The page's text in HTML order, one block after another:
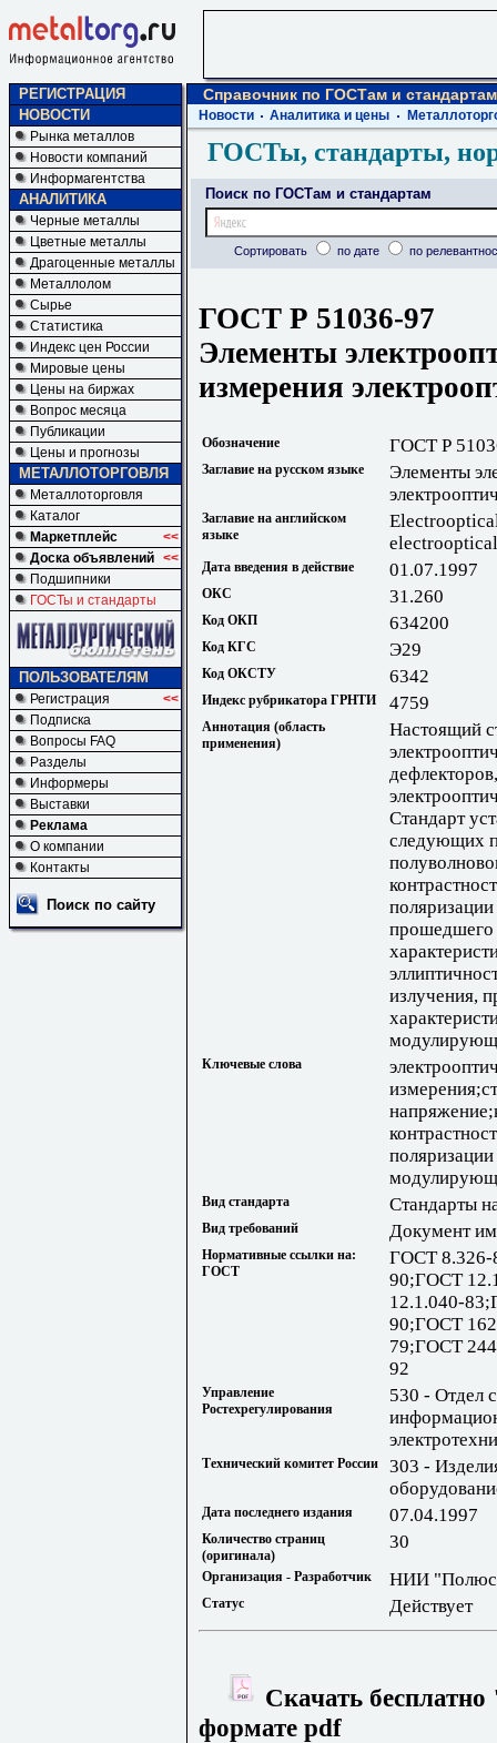
РЕГИСТРАЦИЯ
НОВОСТИ
Рынка металлов
Новости компаний
Информагентства
АНАЛИТИКА
Черные металлы
Цветные металлы
Драгоценные металлы
Металлолом
Сырье
Статистика
Индекс цен России
Мировые цены
Цены на биржах
Вопрос месяца
Публикации
Цены и прогнозы
МЕТАЛЛОТОРГОВЛЯ
Металлоторговля
Каталог
Маркетплейс
<<
Доска объявлений <<
Подшипники
ГОСТы и стандарты
ПОЛЬЗОВАТЕЛЯМ
Регистрация
<<
Подписка
Вопросы FAQ
Разделы
Информеры
Выставки
Реклама
О компании
Контакты
Поиск по сайту
Справочник по ГОСТам и стандартам
Новости Аналитика и цены
ГОСТы, стандарты,
Поиск по ГОСТам и стандартам
Сортировать по дате по
ГОСТ Р 51036-97
Элементы
измерения
Обозначение ГОСТ Р
Заглавие на русском языке
Элементы
Заглавие на английском
языке
Дата введения в действие 01.07.1997
ОКС 31.260
Код ОКП 634200
Код КГС Э29
Код ОКСТУ 6342
Индекс рубрикатора ГРНТИ 4759
Аннотация (область
применения)
Настоящий
Стандарт
следующих
прошедшего
излучения,
Ключевые слова
Вид стандарта Стандарты
Вид требований Документ
Нормативные ссылки на:
ГОСТ
ГОСТ 8.326-
90;ГОСТ
12.1.040-
90;ГОСТ
79;ГОСТ
92
Управление
Ростехрегулирования
530 - Отдел
Технический комитет России
303 -
Дата последнего издания 07.04.1997
Количество страниц
(оригинала)
30
Организация - Разработчик НИИ
Статус Действует
Скачать
формате pdf